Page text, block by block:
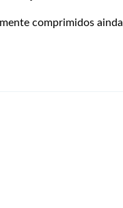
comprimidos ainda